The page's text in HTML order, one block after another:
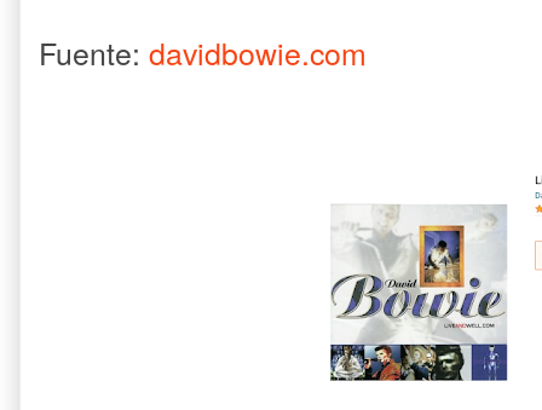
Fuente: davidbowie.com